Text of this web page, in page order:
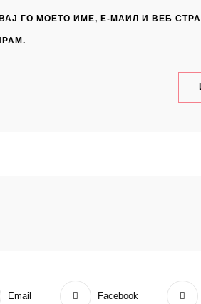
ГО МОЕТО ИМЕ, Е-МАИЛ И ВЕБ
Email Facebook